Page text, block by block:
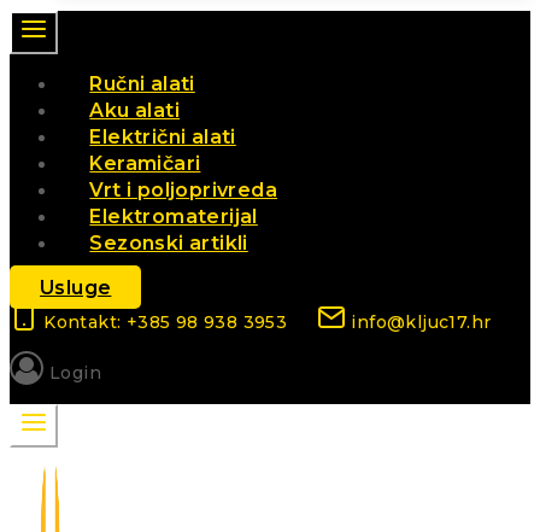
Ručni alati
Aku alati
Električni alati
Keramičari
Vrt i poljoprivreda
Elektromaterijal
Sezonski artikli
Usluge
Kontakt: +385 98 938 3953 info@kljuc17.hr
Login